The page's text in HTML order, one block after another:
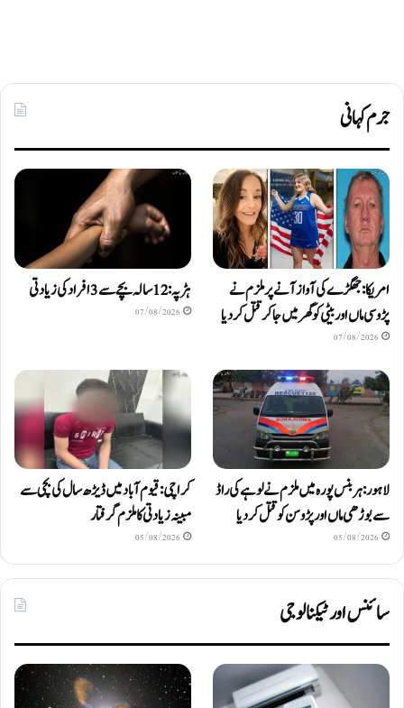
جرم کہانی
امریکا: جھگڑے کی آواز آنے پر ملزم نے
پڑوسی ماں اور بیٹی کو گھر میں جا کر قتل کر دیا
07/08/2026
ہڑپہ: 12 سالہ بچے سے 3 افراد کی زیادتی
07/08/2026
لاہور: ہربنس پورہ میں ملزم نے لوہے کی راڈ
سے بوڑھی ماں اور پڑوسن کو قتل کر دیا
05/08/2026
کراچی: قیوم آباد میں ڈیڑھ سال کی بچی سے
مبینہ زیادتی کا ملزم گرفتار
05/08/2026
سائنس اور ٹیکنالوجی